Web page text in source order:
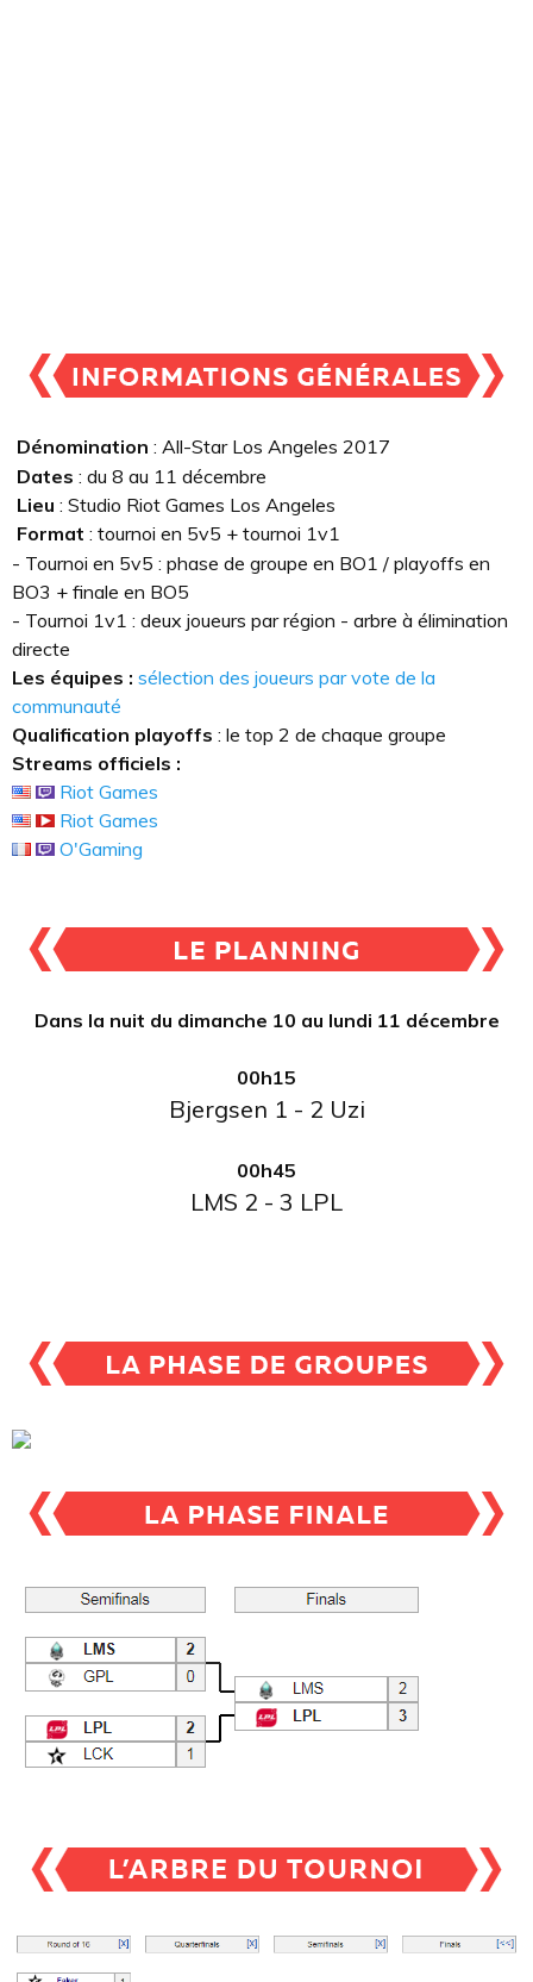
Dénomination : All-Star Los Angeles 2017
Dates : du 8 au 11 décembre
Lieu : Studio Riot Games Los Angeles
Format : tournoi en 5v5 + tournoi 1v1
- Tournoi en 5v5 : phase de groupe en BO1 / playoffs en
BO3 + finale en BO5
- Tournoi 1v1 : deux joueurs par région - arbre à élimination
directe
Les équipes : sélection des joueurs par vote de la
communauté
Qualification playoffs : le top 2 de chaque groupe
Streams officiels :
Riot Games
Riot Games
O'Gaming
Dans la nuit du dimanche 10 au lundi 11 décembre
00h15
Bjergsen 1 - 2 Uzi
00h45
LMS 2 - 3 LPL